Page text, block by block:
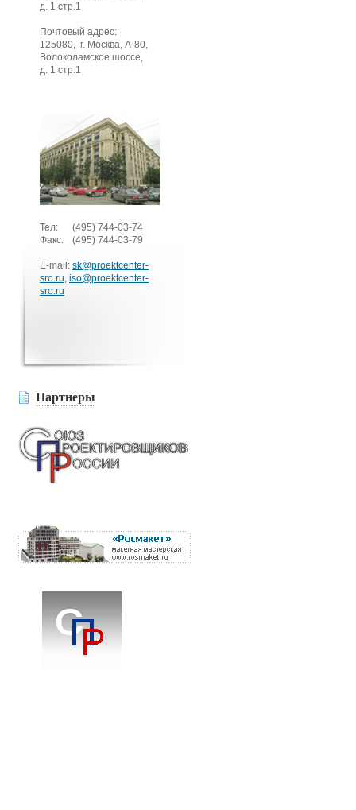
д. 1 стр.1
Почтовый адрес:
125080, г. Москва, А-80,
Волоколамское шоссе,
д. 1 стр.1
Тел: (495) 744-03-74
Факс:
(495) 744-03-79
E-mail: sk@proektcenter-
sro.ru, iso@proektcenter-
sro.ru
Партнеры